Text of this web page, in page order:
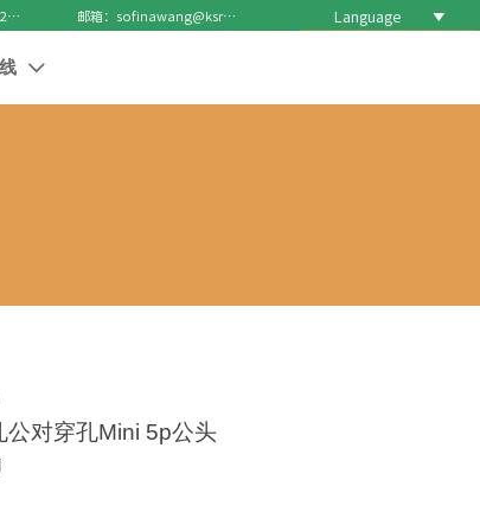
电话 : +8615050271688 邮箱：sofinawang@ksrcd.com Language 

对穿孔Mini 5p公头